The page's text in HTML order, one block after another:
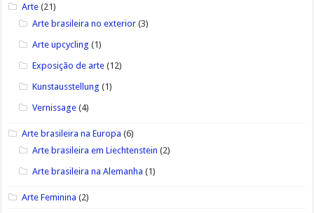
Arte (21)
Arte brasileira no exterior (3)
Arte upcycling (1)
Exposição de arte (12)
Kunstausstellung (1)
Vernissage (4)
Arte brasileira na Europa (6)
Arte brasileira em Liechtenstein (2)
Arte brasileira na Alemanha (1)
Arte Feminina (2)